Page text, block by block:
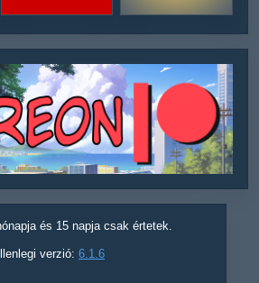
és 15 napja csak értetek.
verzió: 6.1.6